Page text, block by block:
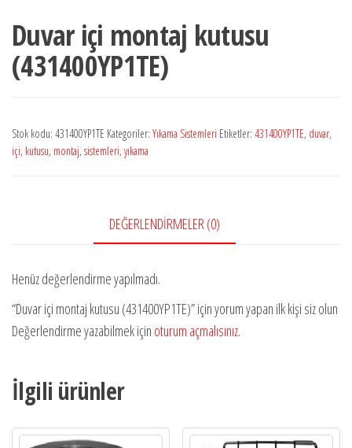
Duvar içi montaj kutusu
(431400YP1TE)
Stok kodu: 431400YP1TE Kategoriler: Yıkama Sistemleri Etiketler: 431400YP1TE, duvar,
içi, kutusu, montaj, sistemleri, yıkama
DEĞERLENDIRMELER (0)
Henüz değerlendirme yapılmadı.
“Duvar içi montaj kutusu (431400YP1TE)” için yorum yapan ilk kişi siz olun
Değerlendirme yazabilmek için oturum açmalısınız.
İlgili ürünler